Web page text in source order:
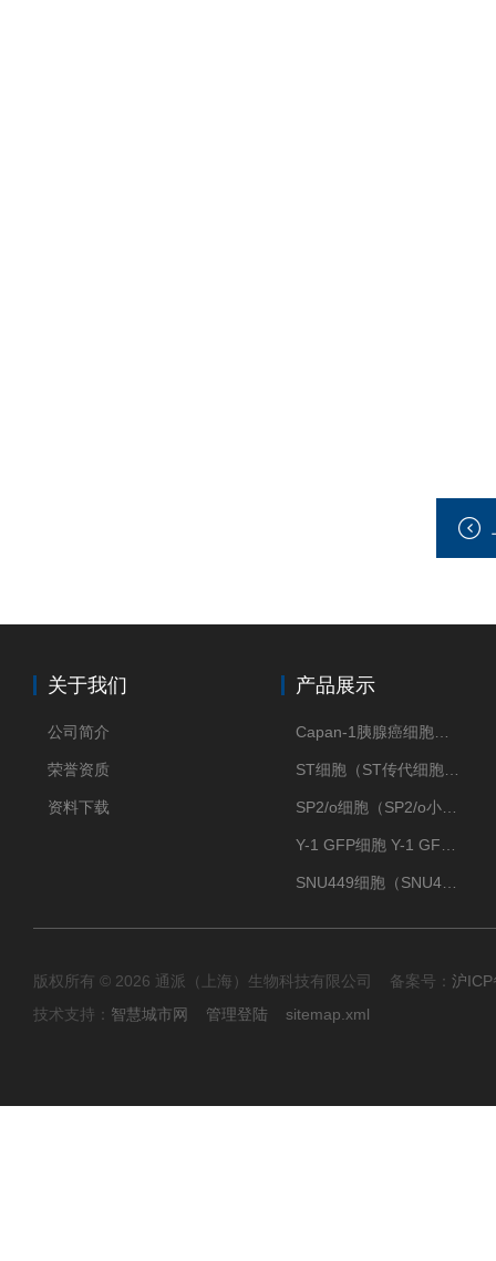
关于我们
公司简介
荣誉资质
资料下载
产品展示
版权所有 © 2026 通派（上海）生物科技有限公司 备案号： 沪
技术支持： 智慧城市网 管理登陆 sitemap.xml